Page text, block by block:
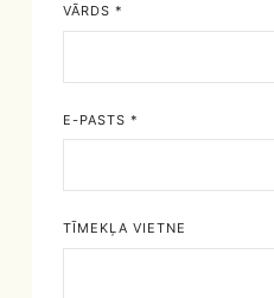
VĀRDS *
E-PASTS *
TĪMEKĻA VIETNE